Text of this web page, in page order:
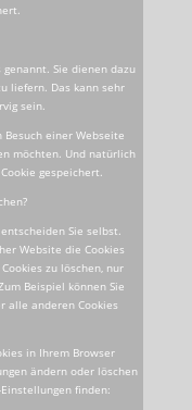
Sie dienen dazu
liefern. Das kann sehr
sein.
einer Webseite
möchten. Und natürlich
gespeichert.
Sie selbst.
Website die Cookies
zu löschen, nur
Beispiel können Sie
alle anderen Cookies
in Ihrem Browser
ändern oder löschen
finden: